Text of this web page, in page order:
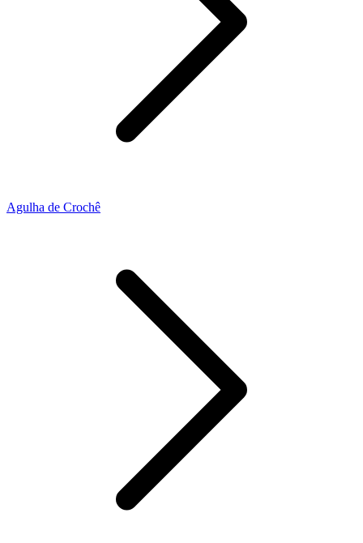
Agulha de Crochê